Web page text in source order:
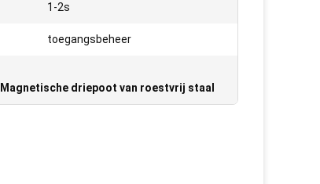
1-2s
toegangsbeheer
Magnetische driepoot van roestvrij staal